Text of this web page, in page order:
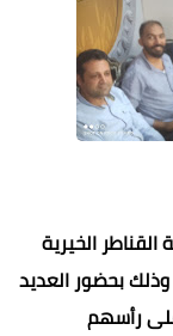
الخيرية
وذلك بحضور العديد
رأسهم